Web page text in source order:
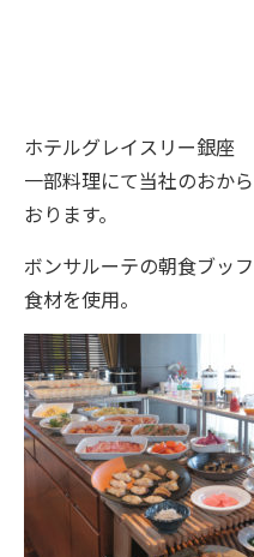
ホテルグレイスリー銀座
一部料理にて当社のおか
おります。
ボンサルーテの朝食ブッ
食材を使用。